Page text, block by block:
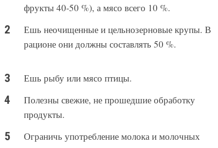
фрукты 40-50 %), а мясо всего 10 %.
Ешь неочищенные и цельнозерновые крупы. В
рационе они должны составлять 50 %.
Ешь рыбу или мясо птицы.
Полезны свежие, не прошедшие обработку
продукты.
Ограничь употребление молока и молочных